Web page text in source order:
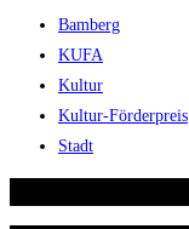
Bamberg
KUFA
Kultur
Kultur-Förderpreis
Stadt